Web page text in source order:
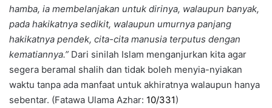
hamba, ia membelanjakan untuk dirinya, walaupun banyak,
pada hakikatnya sedikit, walaupun umurnya panjang
hakikatnya pendek, cita-cita manusia terputus dengan
kematiannya.” Dari sinilah Islam menganjurkan kita agar
segera beramal shalih dan tidak boleh menyia-nyiakan
waktu tanpa ada manfaat untuk akhiratnya walaupun hanya
sebentar. (Fatawa Ulama Azhar: 10/331)